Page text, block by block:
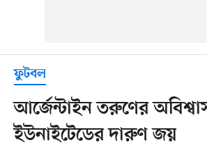
ফুটবল
আর্জেন্টাইন তরুণের
ইউনাইটেডের দারুণ জয়